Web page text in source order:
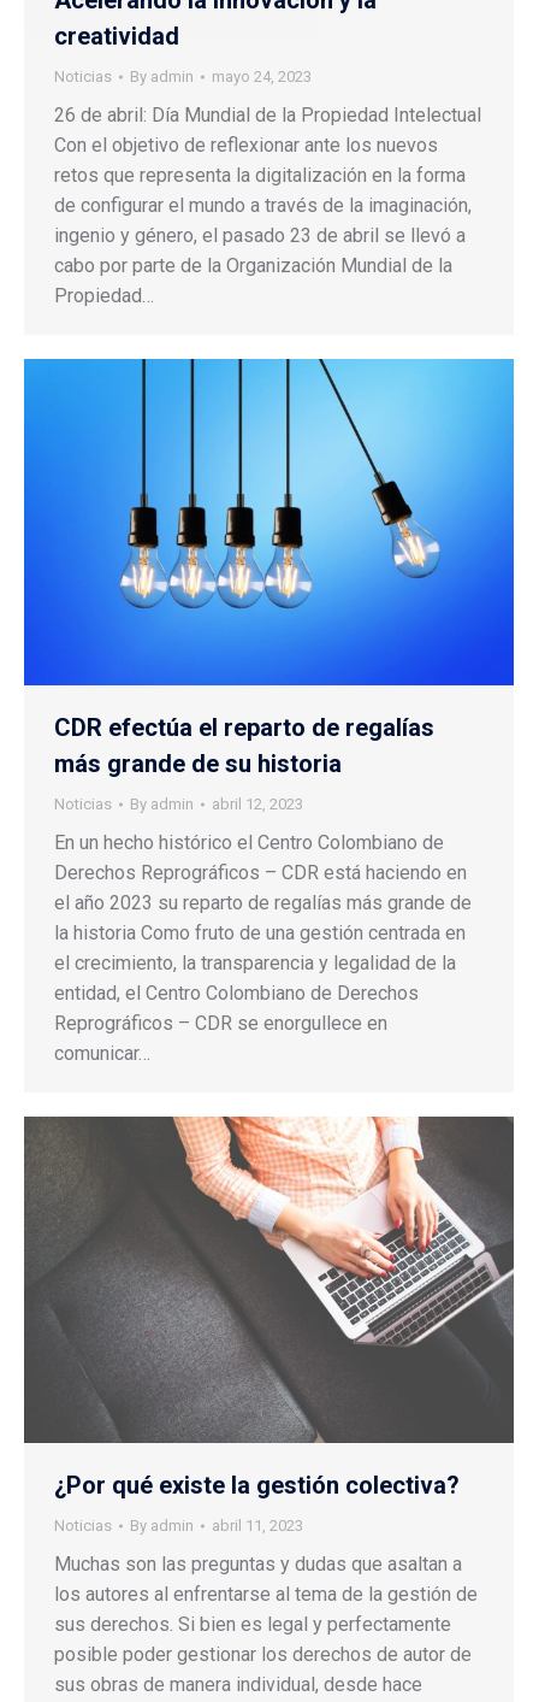
creatividad
Noticias By admin mayo 24, 2023
26 de abril: Día Mundial de la Propiedad Intelectual
Con el objetivo de reflexionar ante los nuevos
retos que representa la digitalización en la forma
de configurar el mundo a través de la imaginación,
ingenio y género, el pasado 23 de abril se llevó a
cabo por parte de la Organización Mundial de la
Propiedad…
CDR efectúa el reparto de regalías
más grande de su historia
Noticias By admin abril 12, 2023
En un hecho histórico el Centro Colombiano de
Derechos Reprográficos – CDR está haciendo en
el año 2023 su reparto de regalías más grande de
la historia Como fruto de una gestión centrada en
el crecimiento, la transparencia y legalidad de la
entidad, el Centro Colombiano de Derechos
Reprográficos – CDR se enorgullece en
comunicar…
¿Por qué existe la gestión colectiva?
Noticias By admin abril 11, 2023
Muchas son las preguntas y dudas que asaltan a
los autores al enfrentarse al tema de la gestión de
sus derechos. Si bien es legal y perfectamente
posible poder gestionar los derechos de autor de
sus obras de manera individual, desde hace